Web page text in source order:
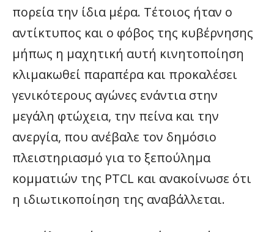
πορεία την ίδια μέρα. Τέτοιος ήταν ο
αντίκτυπος και ο φόβος της κυβέρνησης
μήπως η μαχητική αυτή κινητοποίηση
κλιμακωθεί παραπέρα και προκαλέσει
γενικότερους αγώνες ενάντια στην
μεγάλη φτώχεια, την πείνα και την
ανεργία, που ανέβαλε τον δημόσιο
πλειστηριασμό για το ξεπούλημα
κομματιών της PTCL και ανακοίνωσε ότι
η ιδιωτικοποίηση της αναβάλλεται.